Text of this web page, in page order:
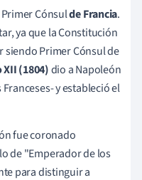
Cónsulde Francia.
ya que la Constitución
Primer Cónsul de
(1804)dio a Napoleón
y estableció el
fue coronado
de "Emperador de los
para distinguir a